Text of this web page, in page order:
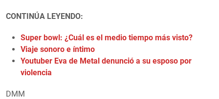
CONTINÚA LEYENDO:
Super bowl: ¿Cuál es el medio tiempo más visto?
Viaje sonoro e íntimo
Youtuber Eva de Metal denunció a su esposo por
violencia
DMM